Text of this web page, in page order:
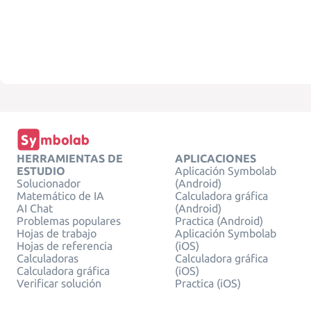
HERRAMIENTAS DE
ESTUDIO
Solucionador
Matemático de IA
AI Chat
Problemas populares
Hojas de trabajo
Hojas de referencia
Calculadoras
Calculadora gráfica
Verificar solución
APLICACIONES
Aplicación Symbolab
(Android)
Calculadora gráfica
(Android)
Practica (Android)
Aplicación Symbolab
(iOS)
Calculadora gráfica
(iOS)
Practica (iOS)